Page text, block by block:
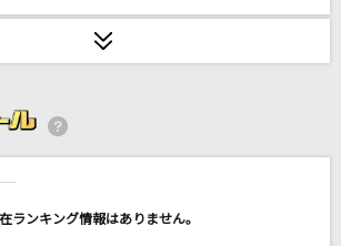
た
ブルー
----
----